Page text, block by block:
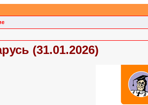
(31.01.2026)